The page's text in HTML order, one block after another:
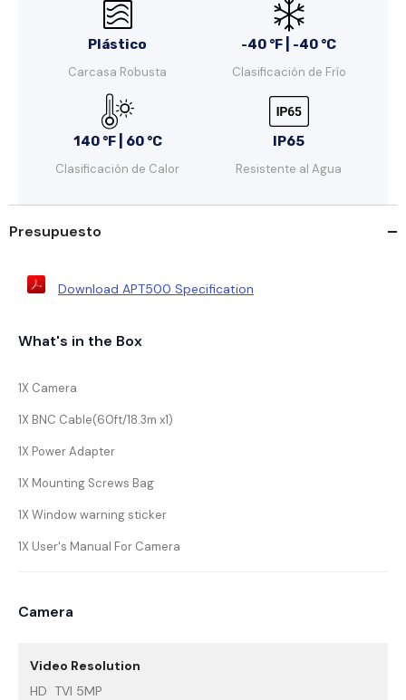
Plástico
Carcasa Robusta
-40 °F | -40 °C
Clasificación de Frío
140 °F | 60 °C
Clasificación de Calor
IP65
Resistente al Agua
Presupuesto
Download APT500 Specification
What's in the Box
1X Camera
1X BNC Cable(60ft/18.3m x1)
1X Power Adapter
1X Mounting Screws Bag
1X Window warning sticker
1X User's Manual For Camera
Camera
Video Resolution
HD TVI 5MP